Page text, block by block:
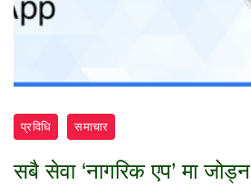
प्रविधि समाचार
सबै सेवा ‘नागरिक एप’ मा जोड्न